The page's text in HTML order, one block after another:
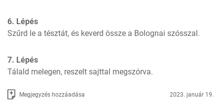
6. Lépés
Szűrd le a tésztát, és keverd össze a Bolognai szósszal.
7. Lépés
Tálald melegen, reszelt sajttal megszórva.
Megjegyzés hozzáadása 2023. január 19.